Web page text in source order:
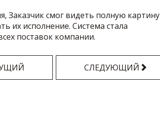
Заказчик смог видеть полную картину
их исполнение. Система стала
поставок компании.
СЛЕДУЮЩИЙ